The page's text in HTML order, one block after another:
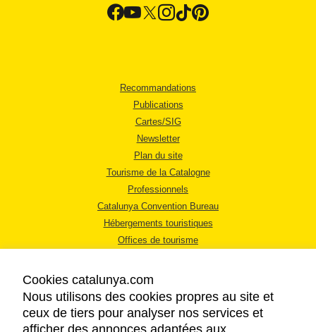
Recommandations
Publications
Cartes/SIG
Newsletter
Plan du site
Tourisme de la Catalogne
Professionnels
Catalunya Convention Bureau
Hébergements touristiques
Offices de tourisme
Cookies catalunya.com
Nous utilisons des cookies propres au site et
ceux de tiers pour analyser nos services et
afficher des annonces adaptées aux